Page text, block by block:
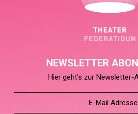
NEWSLETTER
Hier geht’s zur Newsletter-